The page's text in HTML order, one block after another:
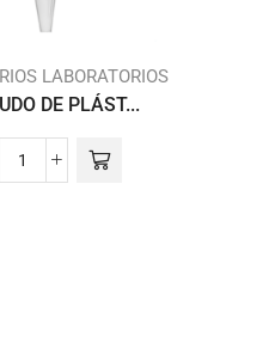
LABORATORIOS
DE PLÁST...